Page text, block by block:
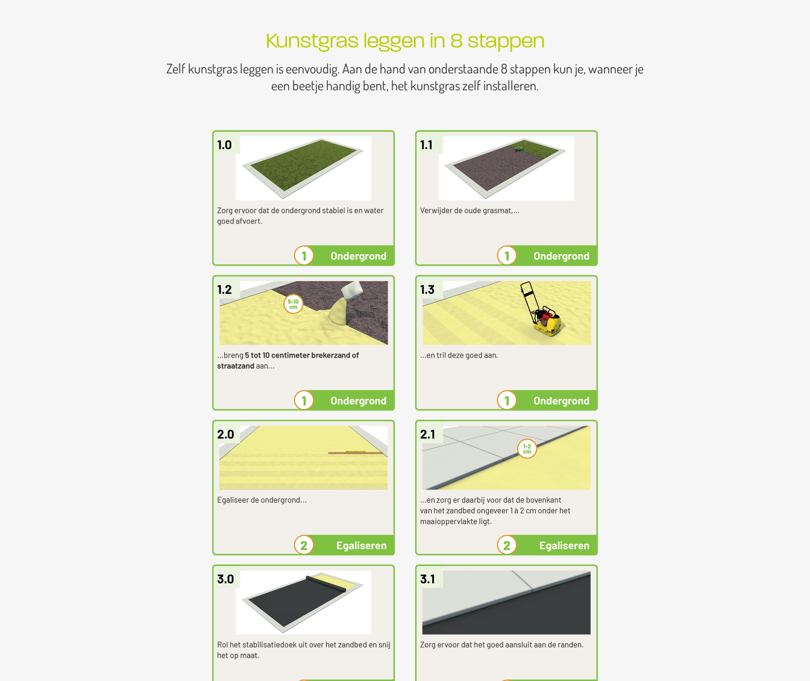
Kunstgras leggen in 8 stappen
Zelf kunstgras leggen is eenvoudig. Aan de hand van onderstaande 8 stappen kun je, wanneer je
een beetje handig bent, het kunstgras zelf installeren.